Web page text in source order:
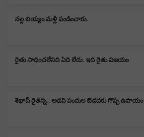
న‌ల్ల బియ్యం మ‌ళ్లీ పండించారు.
రైతు సాధించలేనిది ఏది లేదు. ఇది రైతు విజయం
శెభాష్ రైతన్న.. అడవి పందుల బెడదకు గొప్ప ఉపాయం